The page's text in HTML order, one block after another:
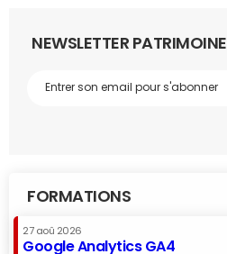
NEWSLETTER PATRIMOINE
FORMATIONS
27 aoû 2026
Google Analytics GA4